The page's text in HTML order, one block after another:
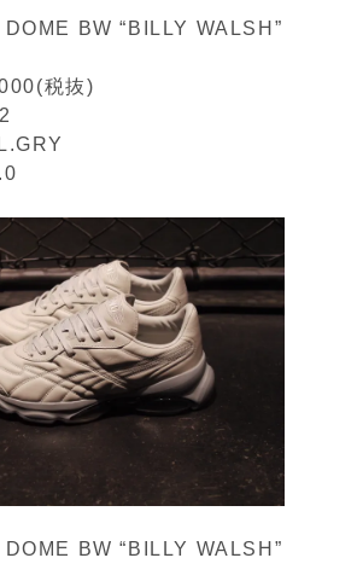
BW “BILLY WALSH”
税抜)
BW “BILLY WALSH”